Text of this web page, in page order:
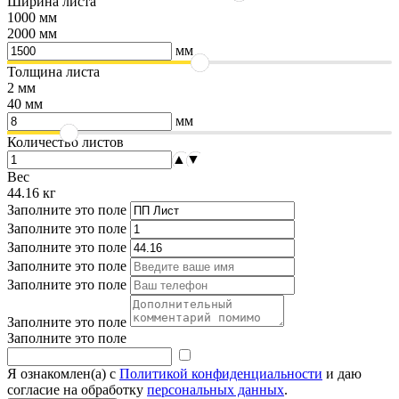
1000 мм
2000 мм
мм
Толщина листа
2 мм
40 мм
мм
Количество листов
▲ ▼
Вес
44.16 кг
Заполните это поле
Заполните это поле
Заполните это поле
Заполните это поле
Заполните это поле
Заполните это поле
Заполните это поле
Я ознакомлен(а) с Политикой конфиденциальности и даю
согласие на обработку персональных данных.